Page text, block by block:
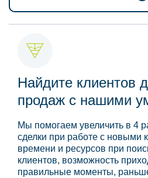
Найдите клиентов
продаж с нашими
Мы помогаем увеличить в 4
сделки при работе с новыми
времени и ресурсов при
клиентов, возможность
правильные моменты,